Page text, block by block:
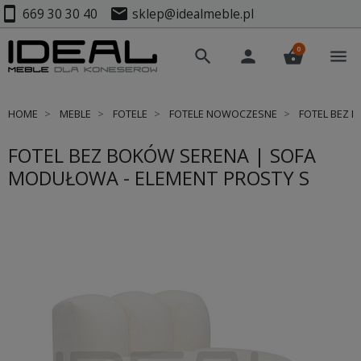
smartphone 669 30 30 40 mail sklep@idealmeble.pl
search person shopping_basket
0 menu
HOME MEBLE FOTELE FOTELE NOWOCZESNE FOTEL BEZ
FOTEL BEZ BOKÓW SERENA | SOFA
MODUŁOWA - ELEMENT PROSTY S